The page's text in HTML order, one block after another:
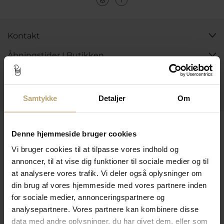
Samtykke Detaljer Om
Denne hjemmeside bruger cookies
Vi bruger cookies til at tilpasse vores indhold og
annoncer, til at vise dig funktioner til sociale medier og til
at analysere vores trafik. Vi deler også oplysninger om
din brug af vores hjemmeside med vores partnere inden
for sociale medier, annonceringspartnere og
analysepartnere. Vores partnere kan kombinere disse
data med andre oplysninger, du har givet dem, eller som
Kontakt
Åbningstider I Butikken
Information
Praktiske Sider
Betalingsmuligheder
Sikker Og Tryg E-Handel